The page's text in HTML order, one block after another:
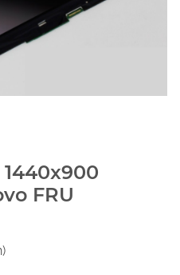
1440x900
FRU